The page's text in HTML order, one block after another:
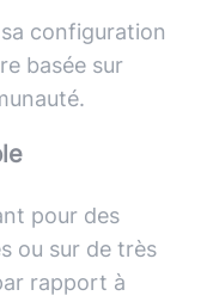
configuration
basée sur
pour des
ou sur de très
rapport à